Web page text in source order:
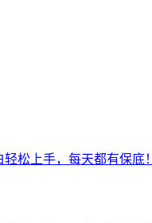
松上手，每天都有保底！